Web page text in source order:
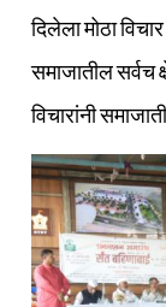
दिलेला मोठा
समाजातील सर्वच
विचारांनी